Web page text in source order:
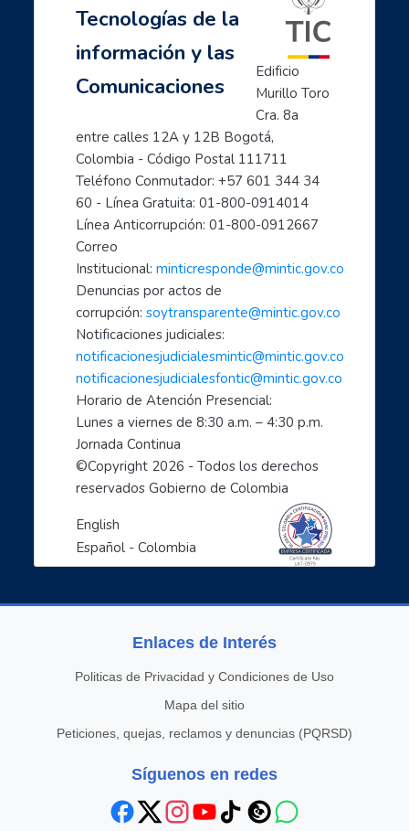
Tecnologías de la
información y las
Comunicaciones
Edificio
Murillo Toro
Cra. 8a
entre calles 12A y 12B Bogotá,
Colombia - Código Postal 111711
Teléfono Conmutador: +57 601 344 34
60 - Línea Gratuita: 01-800-0914014
Línea Anticorrupción: 01-800-0912667
Correo
Institucional: minticresponde@mintic.gov.co
Denuncias por actos de
corrupción: soytransparente@mintic.gov.co
Notificaciones judiciales:
notificacionesjudicialesmintic@mintic.gov.co
notificacionesjudicialesfontic@mintic.gov.co
Horario de Atención Presencial:
Lunes a viernes de 8:30 a.m. – 4:30 p.m.
Jornada Continua
©Copyright 2026 - Todos los derechos
reservados Gobierno de Colombia
English
Español - Colombia
Enlaces de Interés
Politicas de Privacidad y Condiciones de Uso
Mapa del sitio
Peticiones, quejas, reclamos y denuncias (PQRSD)
Síguenos en redes